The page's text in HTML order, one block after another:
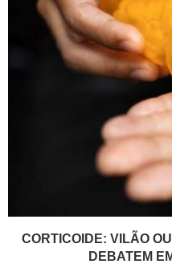
CORTICOIDE: VILÃO
DEBATEM